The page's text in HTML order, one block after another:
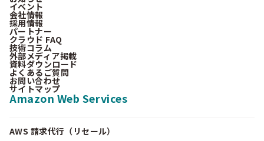
イベント
会社情報
採用情報
パートナー
クラウド FAQ
技術コラム
外部メディア掲載
資料ダウンロード
よくあるご質問
お問い合わせ
サイトマップ
Amazon Web Services
AWS 請求代行（リセール）